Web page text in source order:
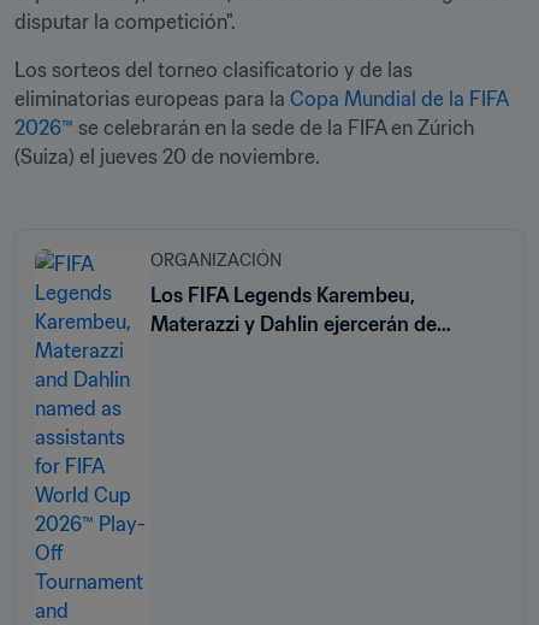
disputar la competición".
Los sorteos del torneo clasificatorio y de las
eliminatorias europeas para la Copa Mundial de la FIFA
2026™ se celebrarán en la sede de la FIFA en Zúrich
(Suiza) el jueves 20 de noviembre.
ORGANIZACIÓN
Los FIFA Legends Karembeu,
Materazzi y Dahlin ejercerán de